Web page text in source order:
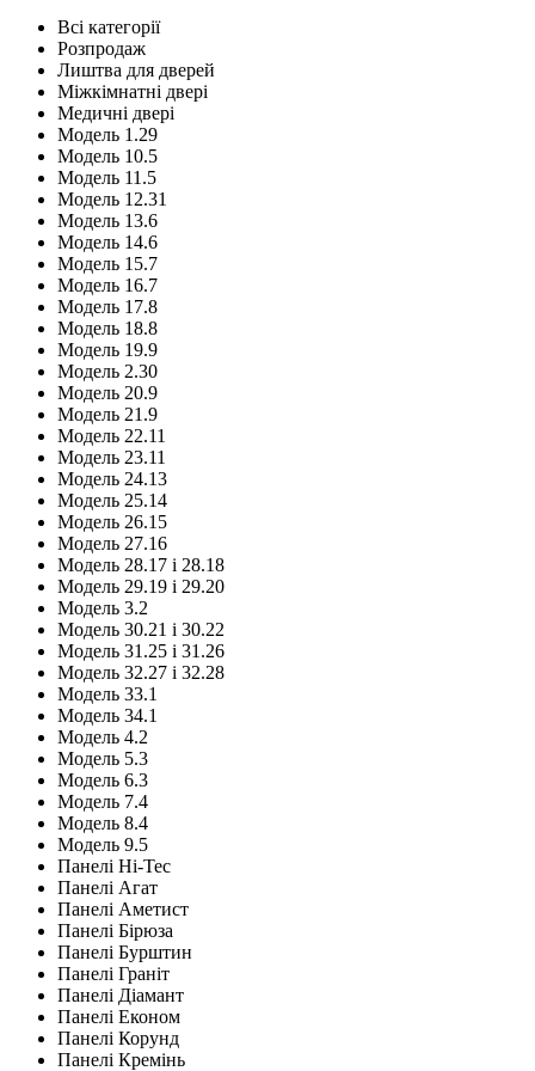
Всі категорії
Розпродаж
Лиштва для дверей
Міжкімнатні двері
Медичні двері
Модель 1.29
Модель 10.5
Модель 11.5
Модель 12.31
Модель 13.6
Модель 14.6
Модель 15.7
Модель 16.7
Модель 17.8
Модель 18.8
Модель 19.9
Модель 2.30
Модель 20.9
Модель 21.9
Модель 22.11
Модель 23.11
Модель 24.13
Модель 25.14
Модель 26.15
Модель 27.16
Модель 28.17 і 28.18
Модель 29.19 і 29.20
Модель 3.2
Модель 30.21 і 30.22
Модель 31.25 і 31.26
Модель 32.27 і 32.28
Модель 33.1
Модель 34.1
Модель 4.2
Модель 5.3
Модель 6.3
Модель 7.4
Модель 8.4
Модель 9.5
Панелі Hi-Tec
Панелі Агат
Панелі Аметист
Панелі Бірюза
Панелі Бурштин
Панелі Граніт
Панелі Діамант
Панелі Економ
Панелі Корунд
Панелі Кремінь